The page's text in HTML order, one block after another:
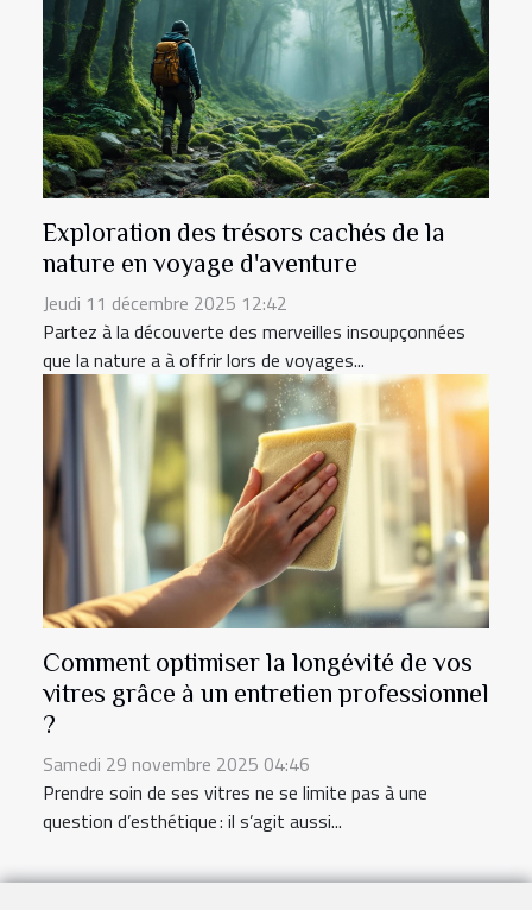
Exploration des trésors cachés de la
nature en voyage d'aventure
Jeudi 11 décembre 2025 12:42
Partez à la découverte des merveilles insoupçonnées
que la nature a à offrir lors de voyages...
Comment optimiser la longévité de vos
vitres grâce à un entretien professionnel
?
Samedi 29 novembre 2025 04:46
Prendre soin de ses vitres ne se limite pas à une
question d’esthétique : il s’agit aussi...